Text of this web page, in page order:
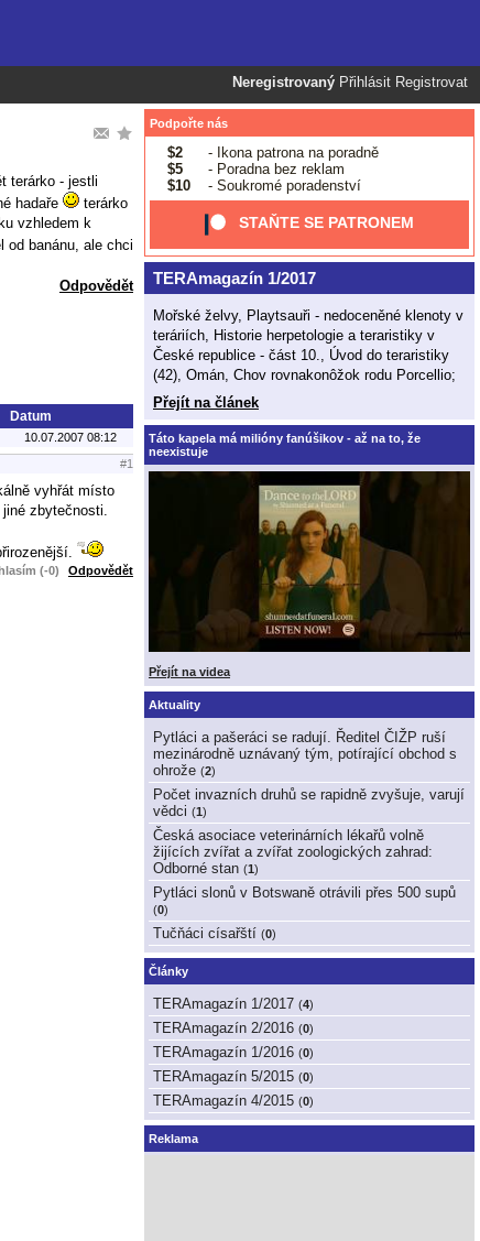
Neregistrovaný Přihlásit Registrovat
terárko - jestli
hadaře
terárko
vzhledem k
od banánu, ale chci
Odpovědět
Datum
10.07.2007 08:12
#1
vyhřát místo
zbytečnosti.
(-0) Odpovědět
Podpořte nás
$2
- Ikona patrona na poradně
$5
- Poradna bez reklam
$10
- Soukromé poradenství
STAŇTE SE PATRONEM
TERAmagazín 1/2017
Mořské želvy, Playtsauři - nedoceněné klenoty v
teráriích, Historie herpetologie a teraristiky v
České republice - část 10., Úvod do teraristiky
(42), Omán, Chov rovnakonôžok rodu Porcellio;
Přejít na článek
Táto kapela má milióny fanúšikov - až na to, že
neexistuje
Přejít na videa
Aktuality
Pytláci a pašeráci se radují. Ředitel ČIŽP ruší
mezinárodně uznávaný tým, potírající obchod s
ohrože (2)
Počet invazních druhů se rapidně zvyšuje, varují
vědci (1)
Česká asociace veterinárních lékařů volně
žijících zvířat a zvířat zoologických zahrad:
Odborné stan (1)
Pytláci slonů v Botswaně otrávili přes 500 supů
(0)
Tučňáci císařští (0)
Články
TERAmagazín 1/2017 (4)
TERAmagazín 2/2016 (0)
TERAmagazín 1/2016 (0)
TERAmagazín 5/2015 (0)
TERAmagazín 4/2015 (0)
Reklama